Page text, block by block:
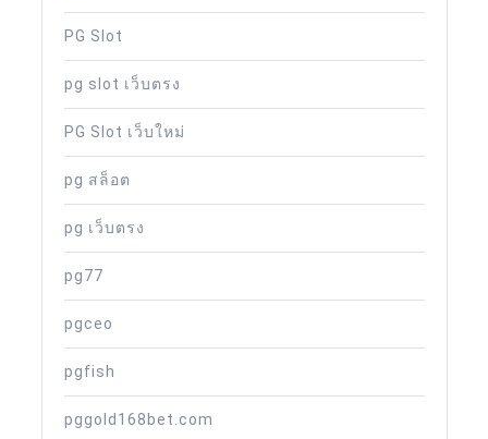
PG Slot
pg slot เว็บตรง
PG Slot เว็บใหม่
pg สล็อต
pg เว็บตรง
pg77
pgceo
pgfish
pggold168bet.com